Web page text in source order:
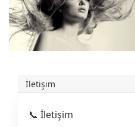
İletişim
📞 İletişim